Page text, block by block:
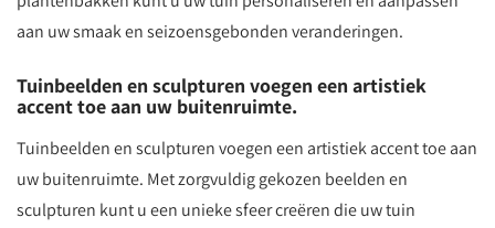
aan uw smaak en seizoensgebonden veranderingen.
Tuinbeelden en sculpturen voegen een artistiek
accent toe aan uw buitenruimte.
Tuinbeelden en sculpturen voegen een artistiek accent toe aan
uw buitenruimte. Met zorgvuldig gekozen beelden en
sculpturen kunt u een unieke sfeer creëren die uw tuin